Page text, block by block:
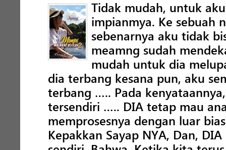
Tidak mudah, untuk
impianmya. Ke sebuah
sebenarnya aku tidak
meamng sudah
mudah untuk dia
dia terbang kesana pun, aku
terbang ….. Pada
tersendiri ….. DIA tetap mau
memprosesnya dengan luar
Kepakkan Sayap NYA, Dan,